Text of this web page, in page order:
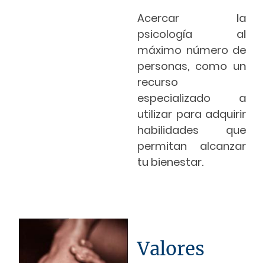
Acercar la
psicología al
máximo número de
personas, como un
recurso
especializado a
utilizar para adquirir
habilidades que
permitan alcanzar
tu bienestar.
Valores